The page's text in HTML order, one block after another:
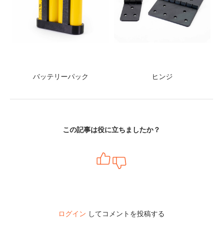
バッテリーパック ヒンジ
この記事は役に立ちましたか？
ログイン してコメントを投稿する